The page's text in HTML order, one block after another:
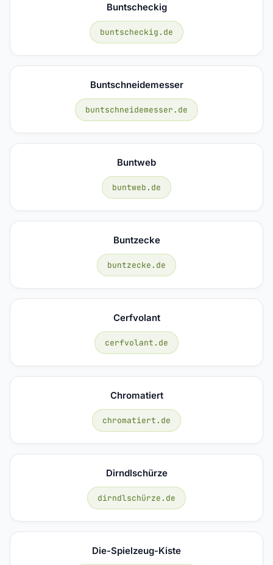
Buntscheckig
buntscheckig.de
Buntschneidemesser
buntschneidemesser.de
Buntweb
buntweb.de
Buntzecke
buntzecke.de
Cerfvolant
cerfvolant.de
Chromatiert
chromatiert.de
Dirndlschürze
dirndlschürze.de
Die-Spielzeug-Kiste